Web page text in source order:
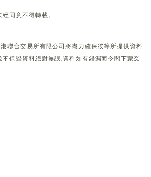
同意不得轉載。
聯合交易所有限公司將盡力確保彼等所提供資料
不保證資料絕對無誤,資料如有錯漏而令閣下蒙受